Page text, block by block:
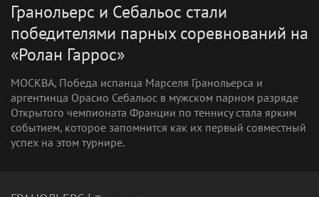
Гранольерс и Себальос стали
победителями парных соревнований на
«Ролан Гаррос»
МОСКВА, Победа испанца Марселя Гранольерса и
аргентинца Орасио Себальос в мужском парном разряде
Открытого чемпионата Франции по теннису стала ярким
событием, которое запомнится как их первый совместный
успех на этом турнире.